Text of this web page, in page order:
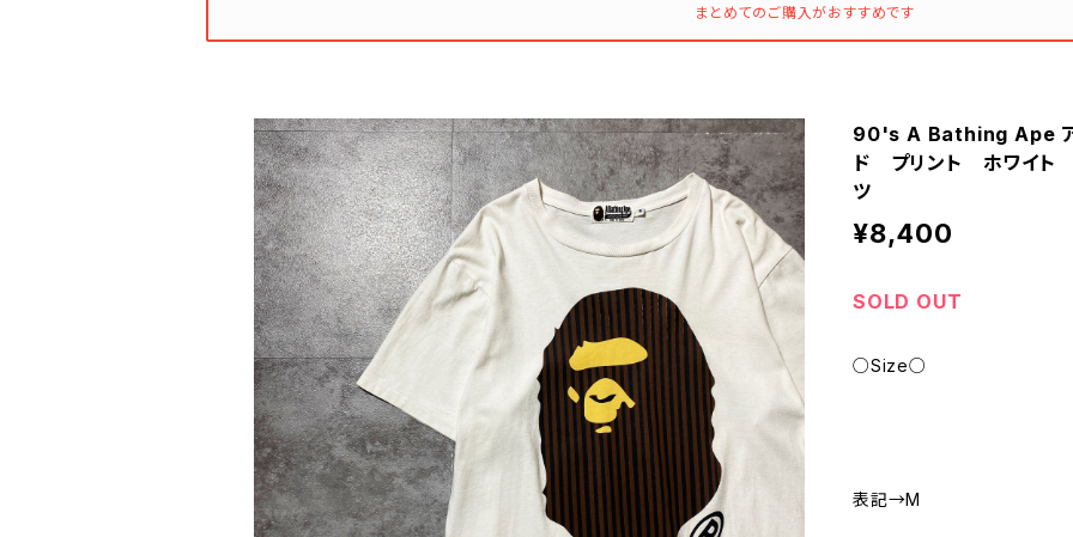
まとめてのご購入がおすすめです
90's A Bathing Ape ア
ド プリント ホワイ
ツ
¥8,400
SOLD OUT
○Size○
表記→M